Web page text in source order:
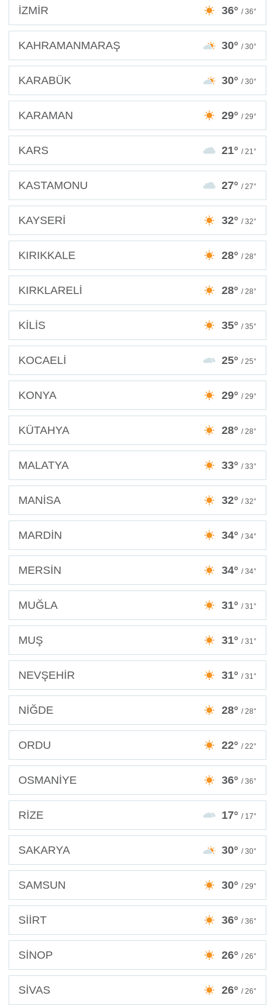
İZMİR 36° / 36°
KAHRAMANMARAŞ 30° / 30°
KARABÜK 30° / 30°
KARAMAN 29° / 29°
KARS 21° / 21°
KASTAMONU 27° / 27°
KAYSERİ 32° / 32°
KIRIKKALE 28° / 28°
KIRKLARELİ 28° / 28°
KİLİS 35° / 35°
KOCAELİ 25° / 25°
KONYA 29° / 29°
KÜTAHYA 28° / 28°
MALATYA 33° / 33°
MANİSA 32° / 32°
MARDİN 34° / 34°
MERSİN 34° / 34°
MUĞLA 31° / 31°
MUŞ 31° / 31°
NEVŞEHİR 31° / 31°
NİĞDE 28° / 28°
ORDU 22° / 22°
OSMANİYE 36° / 36°
RİZE 17° / 17°
SAKARYA 30° / 30°
SAMSUN 30° / 29°
SİİRT 36° / 36°
SİNOP 26° / 26°
SİVAS 26° / 26°